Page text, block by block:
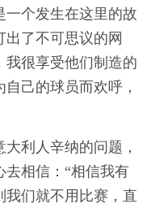
一个发生在这里的故
了不可思议的网
我很享受他们制造的
己的球员而欢呼，
利人辛纳的问题，
相信：“相信我有
我们就不用比赛，直